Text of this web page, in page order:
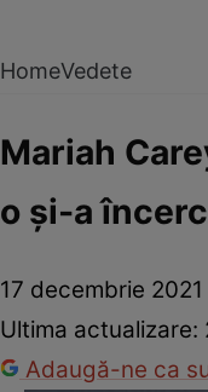
HomeVedete
Mariah
o şi-a
17 decembrie
Ultima actualizare:
Adaugă-ne ca